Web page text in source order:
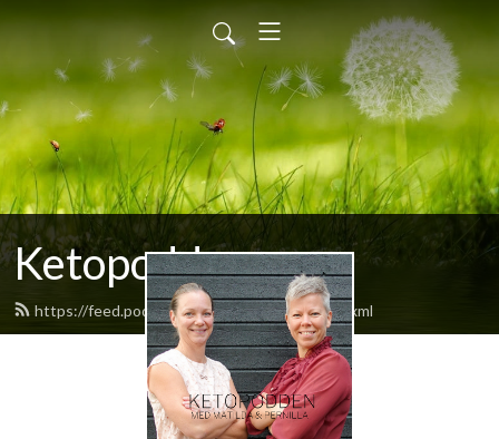
Ketopodden
https://feed.podbean.com/ketopodden/feed.xml